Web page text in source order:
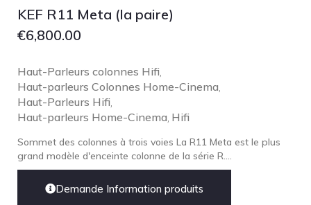
KEF R11 Meta (la paire)
€6,800.00
Haut-Parleurs colonnes Hifi
Haut-parleurs Colonnes Home-Cinema
Haut-Parleurs Hifi
Haut-parleurs Home-Cinema Hifi
Sommet des colonnes à trois voies La R11 Meta est le plus
grand modèle d'enceinte colonne de la série R....
Demande Information produits